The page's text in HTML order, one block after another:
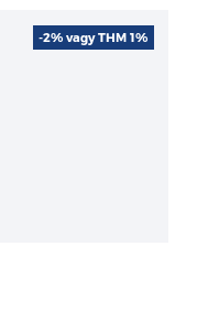
-2% vagy THM 1%